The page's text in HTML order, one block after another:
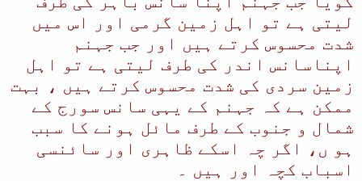
لیتی ہے تو اہل زمین گرمی اور اس میں
شدت محسوس کرتے ہیں اور جب جہنم
اپناسانس اندر کی طرف لیتی ہے تو اہل
زمین سردی کی شدت محسوس کرتے ہیں ، بہت
ممکن ہے کہ جہنم کے یہی سانس سورج کے
شمال و جنوب کے طرف مائل ہونے کا سبب
ہو ں، اگر چہ اسکے ظاہری اور سائنسی
اسباب کچہ اور ہیں ۔